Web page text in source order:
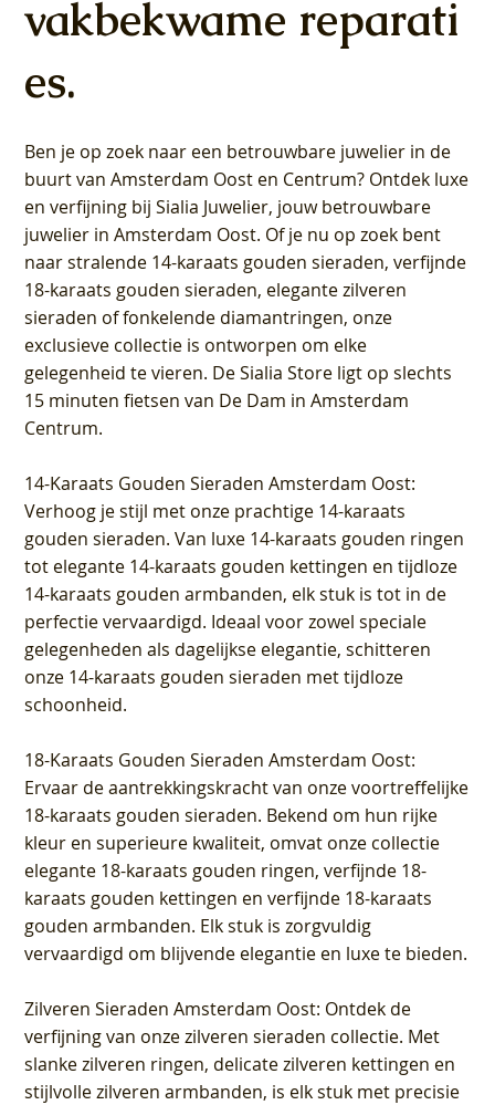
vakbekwame reparati
es.
Ben je op zoek naar een betrouwbare juwelier in de
buurt van Amsterdam Oost en Centrum? Ontdek luxe
en verfijning bij Sialia Juwelier, jouw betrouwbare
juwelier in Amsterdam Oost. Of je nu op zoek bent
naar stralende 14-karaats gouden sieraden, verfijnde
18-karaats gouden sieraden, elegante zilveren
sieraden of fonkelende diamantringen, onze
exclusieve collectie is ontworpen om elke
gelegenheid te vieren. De Sialia Store ligt op slechts
15 minuten fietsen van De Dam in Amsterdam
Centrum.
14-Karaats Gouden Sieraden Amsterdam Oost:
Verhoog je stijl met onze prachtige 14-karaats
gouden sieraden. Van luxe 14-karaats gouden ringen
tot elegante 14-karaats gouden kettingen en tijdloze
14-karaats gouden armbanden, elk stuk is tot in de
perfectie vervaardigd. Ideaal voor zowel speciale
gelegenheden als dagelijkse elegantie, schitteren
onze 14-karaats gouden sieraden met tijdloze
schoonheid.
18-Karaats Gouden Sieraden Amsterdam Oost:
Ervaar de aantrekkingskracht van onze voortreffelijke
18-karaats gouden sieraden. Bekend om hun rijke
kleur en superieure kwaliteit, omvat onze collectie
elegante 18-karaats gouden ringen, verfijnde 18-
karaats gouden kettingen en verfijnde 18-karaats
gouden armbanden. Elk stuk is zorgvuldig
vervaardigd om blijvende elegantie en luxe te bieden.
Zilveren Sieraden Amsterdam Oost: Ontdek de
verfijning van onze zilveren sieraden collectie. Met
slanke zilveren ringen, delicate zilveren kettingen en
stijlvolle zilveren armbanden, is elk stuk met precisie